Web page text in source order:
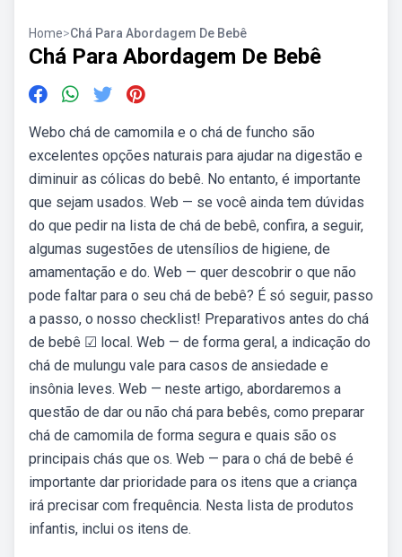
Home>Chá Para Abordagem De Bebê
Chá Para Abordagem De Bebê
Webo chá de camomila e o chá de funcho são
excelentes opções naturais para ajudar na digestão e
diminuir as cólicas do bebê. No entanto, é importante
que sejam usados. Web — se você ainda tem dúvidas
do que pedir na lista de chá de bebê, confira, a seguir,
algumas sugestões de utensílios de higiene, de
amamentação e do. Web — quer descobrir o que não
pode faltar para o seu chá de bebê? É só seguir, passo
a passo, o nosso checklist! Preparativos antes do chá
de bebê ☑ local. Web — de forma geral, a indicação do
chá de mulungu vale para casos de ansiedade e
insônia leves. Web — neste artigo, abordaremos a
questão de dar ou não chá para bebês, como preparar
chá de camomila de forma segura e quais são os
principais chás que os. Web — para o chá de bebê é
importante dar prioridade para os itens que a criança
irá precisar com frequência. Nesta lista de produtos
infantis, inclui os itens de.